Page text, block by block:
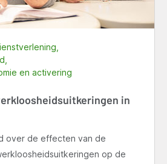
in
over de effecten van de
op de
en activering